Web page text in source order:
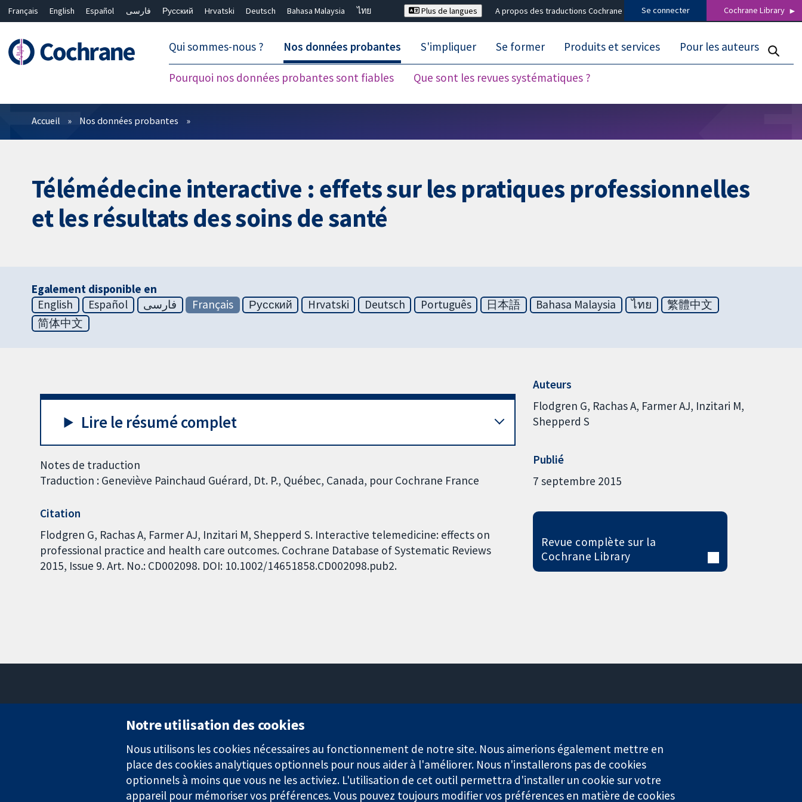
Français English Español فارسی Русский Hrvatski Deutsch Bahasa Malaysia
ไทย
Plus de langues A propos des traductions Cochrane Se connecter Cochrane Library
Qui sommes-nous ? Nos données probantes
Pourquoi nos données probantes sont fiables Que sont les revues systématiques ?
S'impliquer Se former Produits et services Pour les auteurs
Filtres
Accueil Nos données probantes
Télémédecine interactive : effets sur les pratiques professionnelles
et les résultats des soins de santé
Egalement disponible en
English
Español فارسی Français Русский Hrvatski Deutsch Português 日本語 Bahasa Malaysia ไทย
繁體中文
简体中文
Lire le résumé complet
Notes de traduction
Traduction : Geneviève Painchaud Guérard, Dt. P., Québec, Canada, pour Cochrane France
Citation
Flodgren G, Rachas A, Farmer AJ, Inzitari M, Shepperd S. Interactive telemedicine: effects on
professional practice and health care outcomes. Cochrane Database of Systematic Reviews
2015, Issue 9. Art. No.: CD002098. DOI: 10.1002/14651858.CD002098.pub2.
Auteurs
Flodgren G Rachas A Farmer AJ Inzitari M
Shepperd S
Publié
7 septembre 2015
Revue complète sur la
Cochrane Library
Londres
W1G0AN
Royaume-Uni
Service de presse
Qui sommes-nous
Offres d'emploi
Cochrane Library
Notre utilisation des cookies
Nous utilisons les cookies nécessaires au fonctionnement de notre site. Nous aimerions également mettre en
place des cookies analytiques optionnels pour nous aider à l'améliorer. Nous n'installerons pas de cookies
optionnels à moins que vous ne les activiez. L'utilisation de cet outil permettra d'installer un cookie sur votre
appareil pour mémoriser vos préférences. Vous pouvez toujours modifier vos préférences en matière de cookies